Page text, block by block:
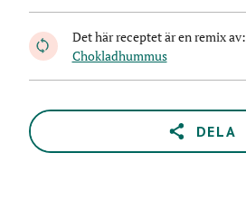
Det här receptet är en remix av:
Chokladhummus
DELA